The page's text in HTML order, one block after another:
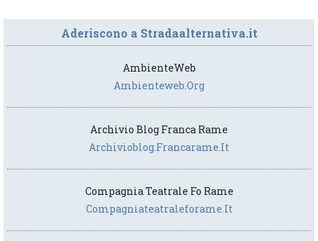
Aderiscono a Stradaalternativa.it
AmbienteWeb
Ambienteweb.org
Archivio Blog Franca Rame
Archivioblog.francarame.it
Compagnia Teatrale Fo Rame
Compagniateatraleforame.it